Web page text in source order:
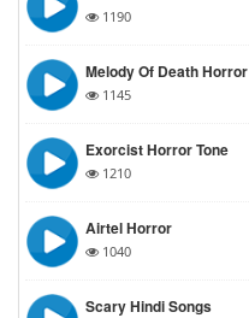
1190
Melody Of Death Horror
1145
Exorcist Horror Tone
1210
Airtel Horror
1040
Scary Hindi Songs